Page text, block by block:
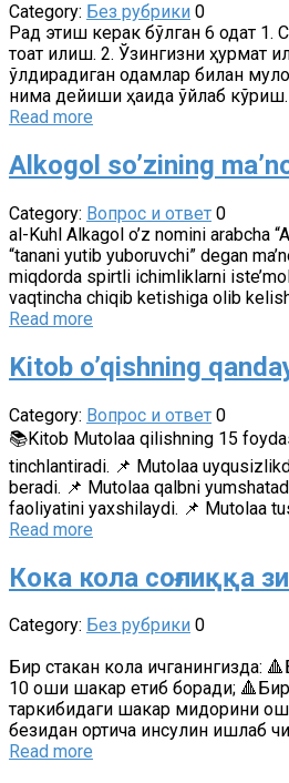
Category: Без рубрики 0
Рад этиш керак бўлган 6 одат 1.
тоқат қилиш. 2. Ўзингизни ҳурмат
ўлдирадиган одамлар билан
нима дейиши ҳақида ўйлаб кўриш.
Read more
Alkogol so’zining
Category: Вопрос и ответ 0
al-Kuhl Alkagol o’z nomini arabcha
“tanani yutib yuboruvchi” degan
miqdorda spirtli ichimliklarni
vaqtincha chiqib ketishiga olib
Read more
Kitob o’qishning
Category: Вопрос и ответ 0
📚Kitob Mutolaa qilishning 15
tinchlantiradi. 📌 Mutolaa
beradi. 📌 Mutolaa qalbni
faoliyatini yaxshilaydi. 📌 Mutolaa
Read more
Кока кола соғлиққа
Category: Без рубрики 0
Бир стакан кола ичганингизда:
10 қошиқ шакар етиб боради;
таркибидаги шакар миқдорини
безидан ортиқча инсулин ишлаб
Read more